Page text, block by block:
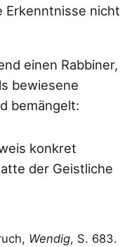
Erkenntnisse nicht
einen Rabbiner,
bewiesene
bemängelt:
konkret
der Geistliche
Wendig, S. 683.